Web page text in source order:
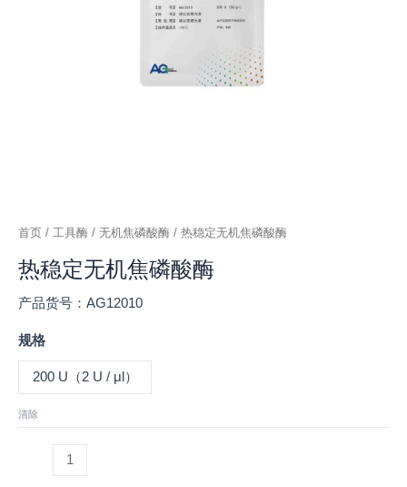
首页 / 工具酶 / 无机焦磷酸酶 / 热稳定无机焦磷酸酶
热稳定无机焦磷酸酶
产品货号：AG12010
规格
200 U（2 U / μl）
清除